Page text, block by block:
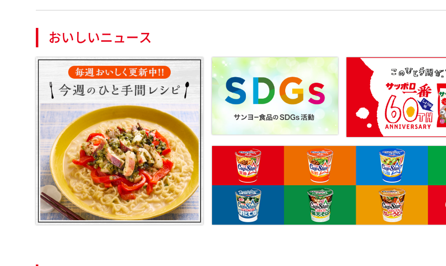
おいしいニュース